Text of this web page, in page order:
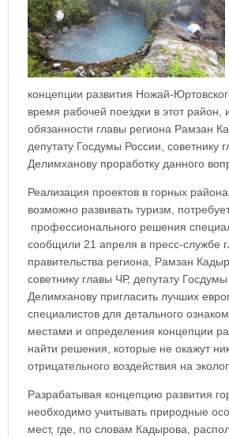
концепции развития Ножай-
время рабочей поездки в этот
обязанности главы региона Рамзан
депутату Госдумы России, советнику
Делимханову проработку данного
Реализация проектов в горных
возможно развивать туризм,
профессионального решения
сообщили 21 апреля в пресс-службе
правительства региона, Рамзан
советнику главы ЧР, депутату
Делимханову пригласить лучших
специалистов для детального
местами и определения концепции
найти решения, которые не окажут
отрицательного воздействия на
Разрабатывая концепцию развития
необходимо учитывать природные
мест, где, по словам Кадырова,